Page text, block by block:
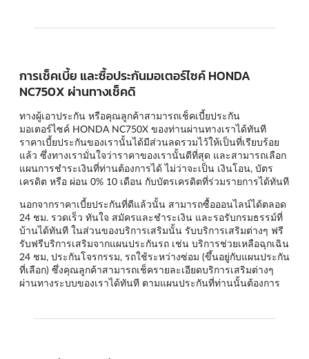
การเช็คเบี้ย และซื้อประกันมอเตอร์ไซค์ HONDA
NC750X ผ่านทางเช็คดิ
ทางผู้เอาประกัน หรือคุณลูกค้าสามารถเช็คเบี้ยประกัน
มอเตอร์ไซค์ HONDA NC750X ของท่านผ่านทางเราได้ทันที
ราคาเบี้ยประกันของเรานั้นได้มีส่วนลดรวมไว้ให้เป็นที่เรียบร้อย
แล้ว ซึ่งทางเรามั่นใจว่าราคาของเรานั้นดีที่สุด และสามารถเลือก
แผนการชำระเงินที่ท่านต้องการได้ ไม่ว่าจะเป็น เงินโอน, บัตร
เครดิต หรือ ผ่อน 0% 10 เดือน กับบัตรเครดิตที่ร่วมรายการได้ทันที
นอกจากราคาเบี้ยประกันที่ดีแล้วนั้น สามารถซื้อออนไลน์ได้ตลอด
24 ชม. รวดเร็ว ทันใจ สมัครและชำระเงิน และรอรับกรมธรรม์ที่
บ้านได้ทันที ในส่วนของบริการเสริมนั้น รับบริการเสริมต่างๆ ฟรี
รับฟรีบริการเสริมจากแผนประกันรถ เช่น บริการช่วยเหลือฉุกเฉิน
24 ชม, ประกันโจรกรรม, รถใช้ระหว่างซ่อม (ขึ้นอยู่กับแผนประกัน
ที่เลือก) ซึ่งคุณลูกค้าสามารถเช็ครายละเอียดบริการเสริมต่างๆ
ผ่านทางระบบของเราได้ทันที ตามแผนประกันที่ท่านนั้นต้องการ